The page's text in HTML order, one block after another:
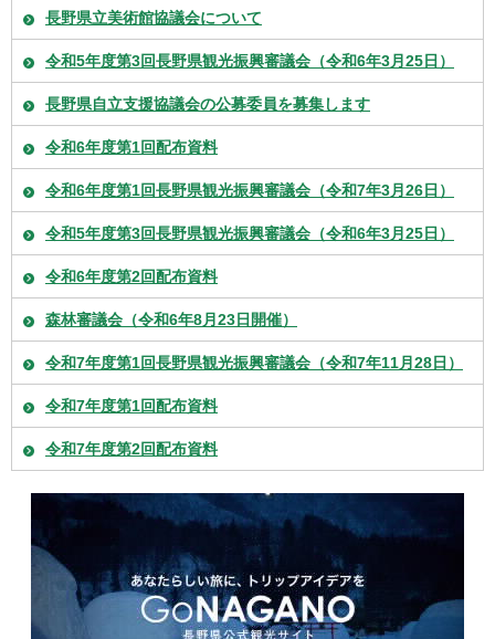
長野県立美術館協議会について
令和5年度第3回長野県観光振興審議会（令和6年3月25日）
長野県自立支援協議会の公募委員を募集します
令和6年度第1回配布資料
令和6年度第1回長野県観光振興審議会（令和7年3月26日）
令和5年度第3回長野県観光振興審議会（令和6年3月25日）
令和6年度第2回配布資料
森林審議会（令和6年8月23日開催）
令和7年度第1回長野県観光振興審議会（令和7年11月28日）
令和7年度第1回配布資料
令和7年度第2回配布資料